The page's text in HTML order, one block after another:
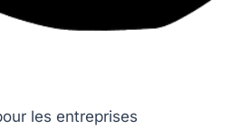
les entreprises